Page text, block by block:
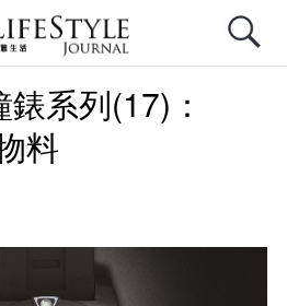
系列(17)：
料